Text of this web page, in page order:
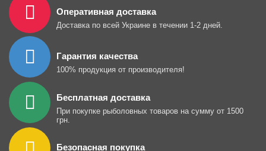
Оперативная доставка
Доставка по всей Украине в течении 1-2 дней.
Гарантия качества
100% продукция от производителя!
Бесплатная доставка
При покупке рыболовных товаров на сумму от 1500
грн.
Безопасная покупка